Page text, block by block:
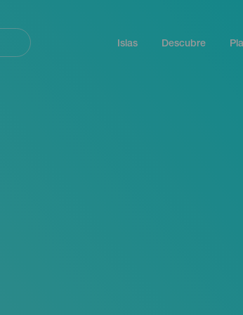
Islas Descubre